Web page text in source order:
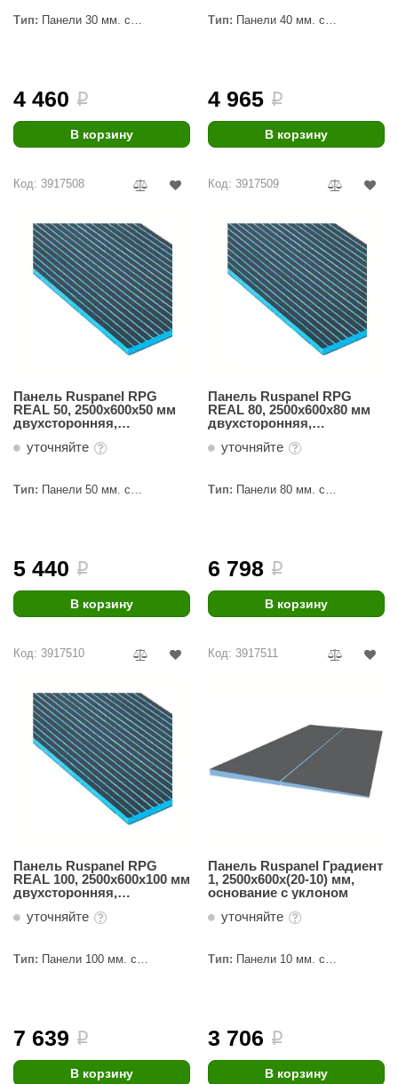
Тип: Панели 30 мм. с
4 460 i
В корзину
Тип: Панели 40 мм. с
4 965 i
В корзину
Код: 3917508
Панель Ruspanel RPG
REAL 50, 2500х600х50 мм
двухсторонняя,
уточняйте
Тип: Панели 50 мм. с
5 440 i
В корзину
Код: 3917509
Панель Ruspanel RPG
REAL 80, 2500х600х80 мм
двухсторонняя,
уточняйте
Тип: Панели 80 мм. с
6 798 i
В корзину
Код: 3917510
Панель Ruspanel RPG
REAL 100, 2500х600х100 мм
двухсторонняя,
уточняйте
Тип: Панели 100 мм. с
7 639 i
В корзину
Код: 3917511
Панель Ruspanel Градиент
1, 2500х600х(20-10) мм,
основание с уклоном
уточняйте
Тип: Панели 10 мм. с
3 706 i
В корзину